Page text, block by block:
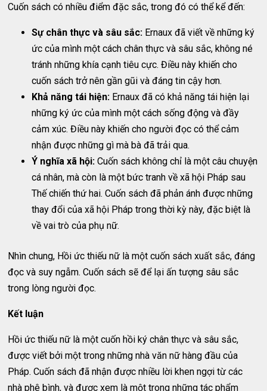
Cuốn sách có nhiều điểm đặc sắc, trong đó có thể kể đến:
Sự chân thực và sâu sắc: Ernaux đã viết về những ký
ức của mình một cách chân thực và sâu sắc, không né
tránh những khía cạnh tiêu cực. Điều này khiến cho
cuốn sách trở nên gần gũi và đáng tin cậy hơn.
Khả năng tái hiện: Ernaux đã có khả năng tái hiện lại
những ký ức của mình một cách sống động và đầy
cảm xúc. Điều này khiến cho người đọc có thể cảm
nhận được những gì mà bà đã trải qua.
Ý nghĩa xã hội: Cuốn sách không chỉ là một câu chuyện
cá nhân, mà còn là một bức tranh về xã hội Pháp sau
Thế chiến thứ hai. Cuốn sách đã phản ánh được những
thay đổi của xã hội Pháp trong thời kỳ này, đặc biệt là
về vai trò của phụ nữ.
Nhìn chung, Hồi ức thiếu nữ là một cuốn sách xuất sắc, đáng
đọc và suy ngẫm. Cuốn sách sẽ để lại ấn tượng sâu sắc
trong lòng người đọc.
Kết luận
Hồi ức thiếu nữ là một cuốn hồi ký chân thực và sâu sắc,
được viết bởi một trong những nhà văn nữ hàng đầu của
Pháp. Cuốn sách đã nhận được nhiều lời khen ngợi từ các
nhà phê bình, và được xem là một trong những tác phẩm